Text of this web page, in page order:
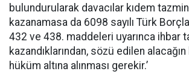
bulundurularak davacılar kıdem
kazanamasa da 6098 sayılı Türk
432 ve 438. maddeleri uyarınca ihbar
kazandıklarından, sözü edilen
hüküm altına alınması gerekir.’